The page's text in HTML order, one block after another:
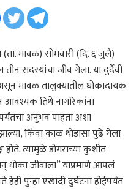
मावळ) सोमवारी (दि. ६ जुलै)
सदस्यांचा जीव गेला. या दुर्दैवी
मावळ तालुक्यातील धोकादायक
आवश्यक तिथे नागरिकांना
अनुभव पाहता अशा
किंवा काळ थोडासा पुढे गेला
होते. त्यामुळे डोंगराच्या कुशीत
धोका जीवाला” याप्रमाणे आपलं
पुन्हा एखादी दुर्घटना होईपर्यंत